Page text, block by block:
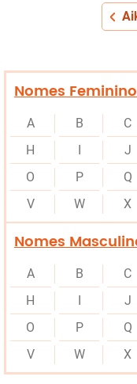
Nomes
A B C
H
J
O
P Q
V
W X
Nomes
A B C
H
J
O
P Q
V
W X